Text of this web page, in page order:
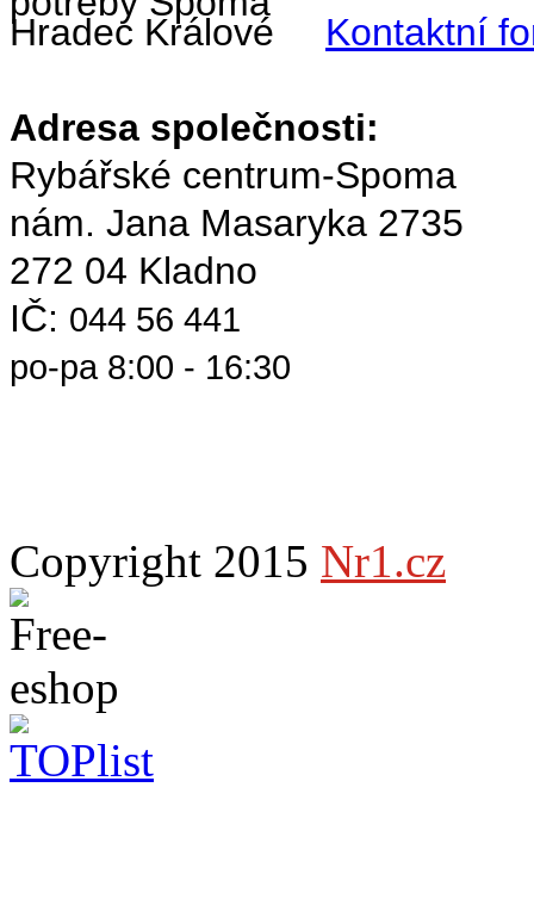
Kontaktní
Adresa společnosti:
Rybářské centrum-Spoma
nám. Jana Masaryka 2735
272 04 Kladno
IČ: 044 56 441
po-pa 8:00 - 16:30
Copyright 2015 Nr1.cz